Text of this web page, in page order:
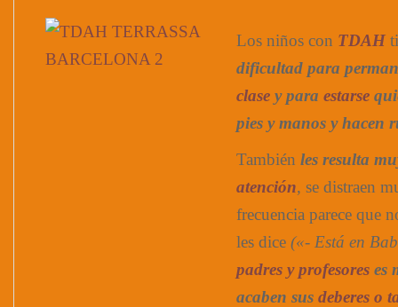
Los niños con TDAH
dificultad para
clase y para estarse
pies y manos y hacen
También les resulta
atención, se distraen
frecuencia parece que
les dice («- Está en
padres y profesores es
acaben sus deberes o